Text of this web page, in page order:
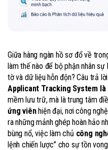
Giữa hàng ngàn hồ sơ đổ về
làm thế nào để bộ phận nhân sự
tờ và dữ liệu hỗn độn? Câu trả
Applicant Tracking System là
mềm lưu trữ, mà là trung tâm
ứng viênhiện đại, nơi công
ra những mảnh ghép hoàn hảo
bùng nổ, việc làm chủ công
lệnh chiến lược” cho sự tồn